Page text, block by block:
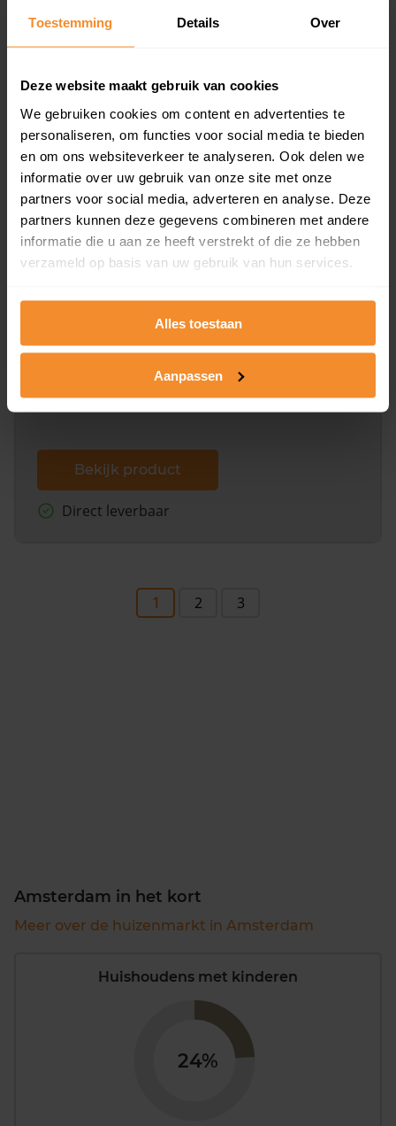
Toestemming Details Over
Deze website maakt gebruik van cookies
We gebruiken cookies om content en advertenties te
personaliseren, om functies voor social media te bieden
en om ons websiteverkeer te analyseren. Ook delen we
informatie over uw gebruik van onze site met onze
partners voor social media, adverteren en analyse. Deze
partners kunnen deze gegevens combineren met andere
informatie die u aan ze heeft verstrekt of die ze hebben
verzameld op basis van uw gebruik van hun services.
Alles toestaan
Aanpassen
Een overzicht van alle verkochte woningen (koopsom
en koopdatum) binnen een postcodegebied. Dit
Bekijk product
Direct leverbaar
Een uitgebreid overzicht van het perceel en
dit inclusief de luchtfoto!
Bekijk product
Direct leverbaar
1 2 3
Amsterdam in het kort
Meer over de huizenmarkt in Amsterdam
Huishoudens met kinderen
24%